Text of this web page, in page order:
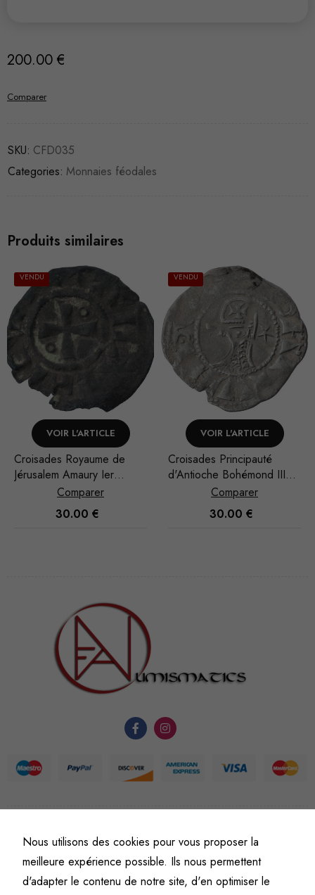
200.00 €
Comparer
SKU: CFD035
Categories: Monnaies féodales
Produits similaires
de
Ier
VOIR L'ARTICLE
Croisades Principauté
d'Antioche Bohémond III
Denier
VENDU
VOIR
Croisades
Jérusalem Jean
Denier
©Fine art numismatics– Tous droits réservés.
Politique de confidentialité
Conditions générales de vente et d’utilisation
Mentions légales
Nous utilisons des cookies pour vous proposer la
meilleure expérience possible. Ils nous permettent
d'adapter le contenu de notre site, d'en optimiser le
puissions
améliorer la
et la
site Web, en
l'usage qu'il
en est fait.